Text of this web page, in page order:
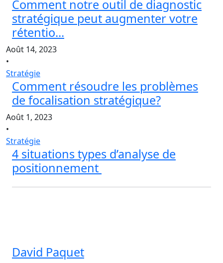
Comment notre outil de diagnostic
stratégique peut augmenter votre
rétentio...
Août 14, 2023
•
Stratégie
Comment résoudre les problèmes
de focalisation stratégique?
Août 1, 2023
•
Stratégie
4 situations types d’analyse de
positionnement
David Paquet